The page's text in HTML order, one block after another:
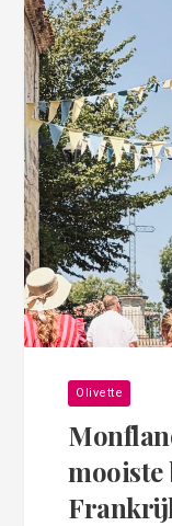
Olivette
mooiste